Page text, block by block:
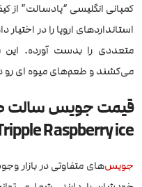
کمپانی انگلیسی “پادسالت” از
استانداردهای اروپا را در
متعددی را بدست آورده.
می‌کشند و طعم‌های میوه ای
قیمت جویس سالت
Raspberry ice
جویس‌های متفاوتی در بازار